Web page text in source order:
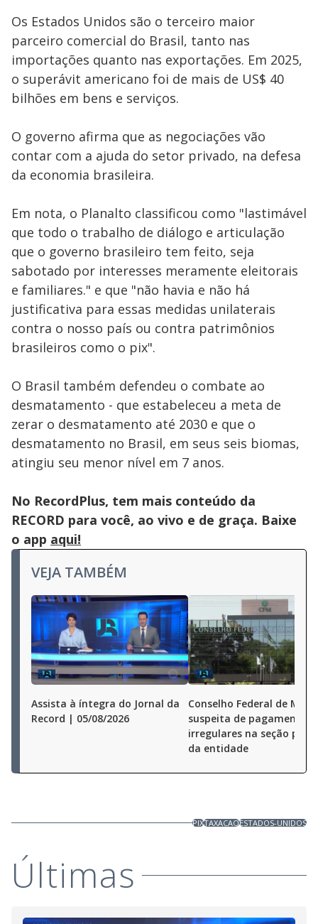
Os Estados Unidos são o terceiro maior
parceiro comercial do Brasil, tanto nas
importações quanto nas exportações. Em 2025,
o superávit americano foi de mais de US$ 40
bilhões em bens e serviços.
O governo afirma que as negociações vão
contar com a ajuda do setor privado, na defesa
da economia brasileira.
Em nota, o Planalto classificou como "lastimável
que todo o trabalho de diálogo e articulação
que o governo brasileiro tem feito, seja
sabotado por interesses meramente eleitorais
e familiares." e que "não havia e não há
justificativa para essas medidas unilaterais
contra o nosso país ou contra patrimônios
brasileiros como o pix".
O Brasil também defendeu o combate ao
desmatamento - que estabeleceu a meta de
zerar o desmatamento até 2030 e que o
desmatamento no Brasil, em seus seis biomas,
atingiu seu menor nível em 7 anos.
No RecordPlus, tem mais conteúdo da
RECORD para você, ao vivo e de graça. Baixe
o app aqui!
VEJA TAMBÉM
Assista à íntegra do Jornal da
Record | 05/08/2026
Conselho Federal de
suspeita de pagamentos
irregulares na seção
da entidade
PIXTAXACAOESTADOS-UNIDOS
Últimas